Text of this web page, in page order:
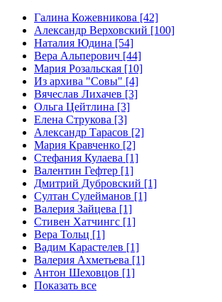
Галина Кожевникова [42]
Александр Верховский [100]
Наталия Юдина [54]
Вера Альперович [44]
Мария Розальская [10]
Из архива "Совы" [4]
Вячеслав Лихачев [3]
Ольга Цейтлина [3]
Елена Струкова [3]
Александр Тарасов [2]
Мария Кравченко [2]
Стефания Кулаева [1]
Валентин Гефтер [1]
Дмитрий Дубровский [1]
Султан Сулейманов [1]
Валерия Зайцева [1]
Стивен Хатчингс [1]
Верa Тольц [1]
Вадим Карастелев [1]
Валерия Ахметьева [1]
Антон Шеховцов [1]
Показать все